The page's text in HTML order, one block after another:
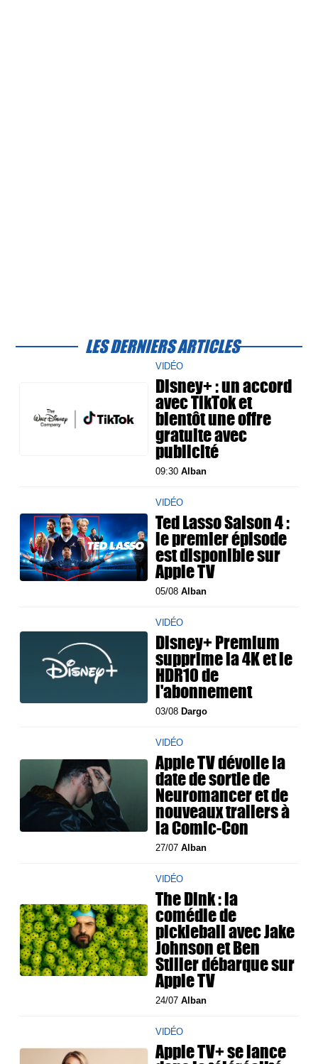
LES DERNIERS ARTICLES
VIDÉO
Disney+ : un accord
avec TikTok et
bientôt une offre
gratuite avec
publicité
09:30Alban
VIDÉO
Ted Lasso Saison 4 :
le premier épisode
est disponible sur
Apple TV
05/08Alban
VIDÉO
Disney+ Premium
supprime la 4K et le
HDR10 de
l'abonnement
03/08 Dargo
VIDÉO
Apple TV dévoile la
date de sortie de
Neuromancer et de
nouveaux trailers à
la Comic-Con
27/07Alban
VIDÉO
The Dink : la
comédie de
pickleball avec Jake
Johnson et Ben
Stiller débarque sur
Apple TV
24/07Alban
VIDÉO
Apple TV+ se lance